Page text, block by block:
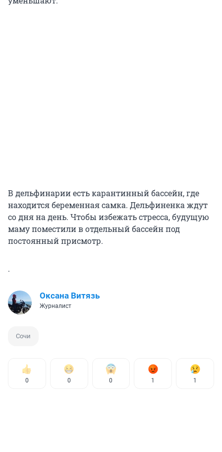
В дельфинарии есть карантинный бассейн, где
находится беременная самка. Дельфиненка ждут
со дня на день. Чтобы избежать стресса, будущую
маму поместили в отдельный бассейн под
постоянный присмотр.
.
Оксана Витязь
Журналист
Сочи
0 0 0 1 1